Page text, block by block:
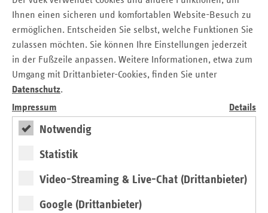
Ihnen einen sicheren und komfortablen Website-Besuch zu
ermöglichen. Entscheiden Sie selbst, welche Funktionen Sie
zulassen möchten. Sie können Ihre Einstellungen jederzeit
in der Fußzeile anpassen. Weitere Informationen, etwa zum
Umgang mit Drittanbieter-Cookies, finden Sie unter
Datenschutz.
Impressum
Details
Notwendig
Statistik
Video-Streaming & Live-Chat (Drittanbieter)
Google (Drittanbieter)
Auch gibt es Gendefekte, die bestimmte Behinderungen mit
sich ziehen und Adipositas begünstigen können.
Angepasste Gesundheitsvorsorge
Gleichzeitig haben Menschen mit Beeinträchtigung oftmals
Vorsorgeangeboten. Dieser Personenkreis braucht ein den
besonderen Bedürfnissen angepasstes, leicht zugängliches
„Unser Ziel ist es, partizipativ die individuellen
Gesundheitsressourcen von Menschen mit Behinderung zu